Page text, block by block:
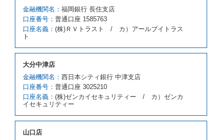
携先の代替レンタカーを貸し渡すものとします。な
お、代替レンタカーの貸渡料金が予約された車種クラ
スの貸渡料金より高くなるときは、予約した車種クラ
スの貸渡料金によるものとし、予約された車種クラス
借受人は、第１項の代替レンタカーの貸渡しの申入れ
を拒絶し、予約を取り消すことができるものとしま
す。
前項の場合、第１項の貸渡しをすることができない原
因が、当社の責に帰する事由によるときには第４条第
４項の予約の取消しとして取り扱い、当社は受領済の
予約申込金を返還するものとします。
原因が、当社の責に帰さない事由による時には第４条
金融機関名： 福岡銀行 長住支店
口座番号： 普通口座 1585763
口座名義： (株)ＲＶトラスト / カ）アールブイトラス
ト
大分中津店
金融機関名： 西日本シティ銀行 中津支店
口座番号： 普通口座 3025210
口座名義： (株)ゼンカイセキュリティー / カ）ゼンカ
イセキュリティー
山口店